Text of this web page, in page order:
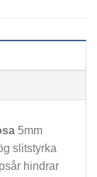
5mm
slitstyrka
hindrar